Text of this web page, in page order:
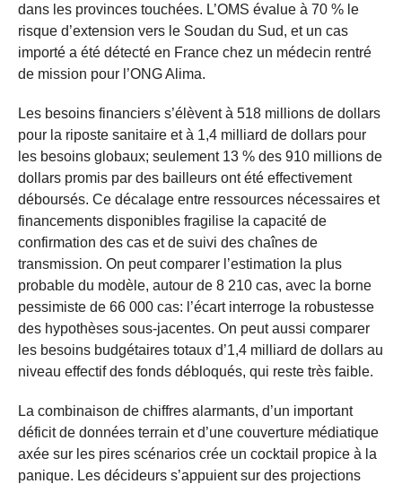
dans les provinces touchées. L’OMS évalue à 70 % le
risque d’extension vers le Soudan du Sud, et un cas
importé a été détecté en France chez un médecin rentré
de mission pour l’ONG Alima.
Les besoins financiers s’élèvent à 518 millions de dollars
pour la riposte sanitaire et à 1,4 milliard de dollars pour
les besoins globaux; seulement 13 % des 910 millions de
dollars promis par des bailleurs ont été effectivement
déboursés. Ce décalage entre ressources nécessaires et
financements disponibles fragilise la capacité de
confirmation des cas et de suivi des chaînes de
transmission. On peut comparer l’estimation la plus
probable du modèle, autour de 8 210 cas, avec la borne
pessimiste de 66 000 cas: l’écart interroge la robustesse
des hypothèses sous-jacentes. On peut aussi comparer
les besoins budgétaires totaux d’1,4 milliard de dollars au
niveau effectif des fonds débloqués, qui reste très faible.
La combinaison de chiffres alarmants, d’un important
déficit de données terrain et d’une couverture médiatique
axée sur les pires scénarios crée un cocktail propice à la
panique. Les décideurs s’appuient sur des projections